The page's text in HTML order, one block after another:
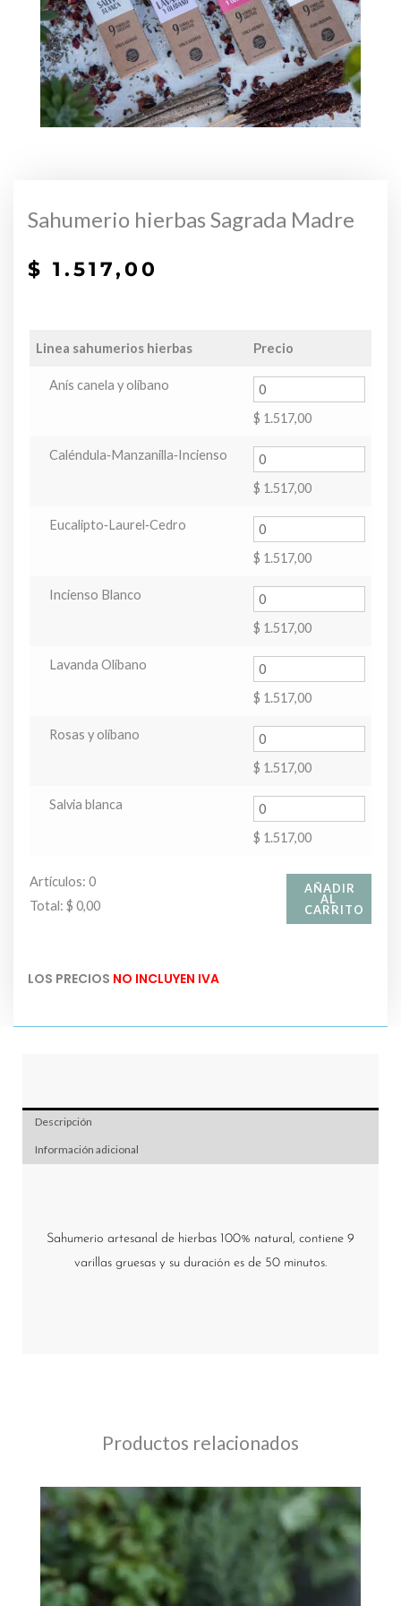
Sahumerio hierbas Sagrada Madre
$ 1.517,00
Linea sahumerios hierbas Precio
Anís canela y olíbano
$ 1.517,00
Caléndula‑Manzanilla‑Incienso
$ 1.517,00
Eucalipto‑Laurel‑Cedro
$ 1.517,00
Incienso Blanco
$ 1.517,00
Lavanda Olíbano
$ 1.517,00
Rosas y olíbano
$ 1.517,00
Salvia blanca
$ 1.517,00
Artículos: 0
Total: $ 0,00
Tu
es
AÑADIR
AL
CARRITO
LOS PRECIOS NO INCLUYEN IVA
Descripción
Información adicional
Sahumerio artesanal de hierbas 100% natural, contiene 9
varillas gruesas y su duración es de 50 minutos.
Productos relacionados